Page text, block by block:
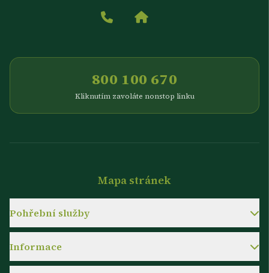
800 100 670
Kliknutím zavoláte nonstop linku
Mapa stránek
Pohřební služby
Informace